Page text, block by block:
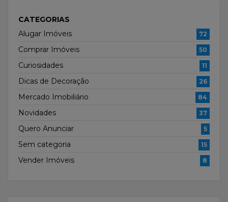
CATEGORIAS
Alugar Imóveis
72
Comprar Imóveis 50
Curiosidades 11
Dicas de Decoração 26
Mercado Imobiliário 84
Novidades 37
Quero Anunciar 5
Sem categoria 15
Vender Imóveis 8